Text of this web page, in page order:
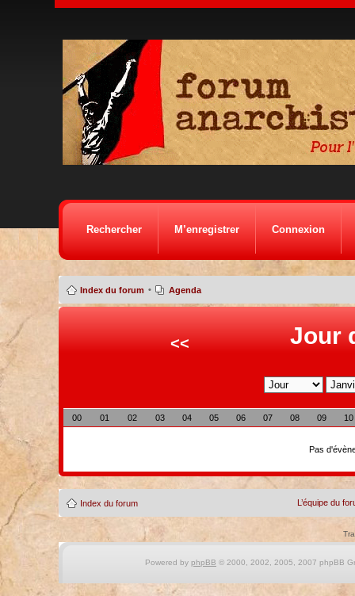
Rechercher M’enregistrer Connexion
Index du forum • Agenda
<< Jour
00 01 02 03 04 05 06 07 08 09 10
Pas
Index du forum L’équipe du
Powered by phpBB © 2000, 2002, 2005, 2007 phpBB